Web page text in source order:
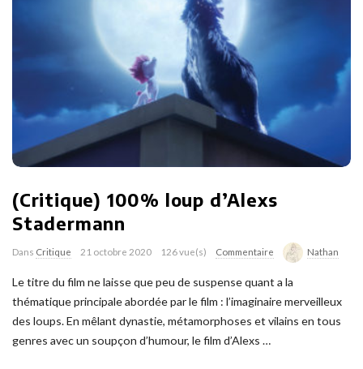
(Critique) 100% loup d’Alexs
Stadermann
Dans Critique 21 octobre 2020 126 vue(s) Commentaire Nathan
Le titre du film ne laisse que peu de suspense quant a la
thématique principale abordée par le film : l’imaginaire merveilleux
des loups. En mêlant dynastie, métamorphoses et vilains en tous
genres avec un soupçon d’humour, le film d’Alexs …